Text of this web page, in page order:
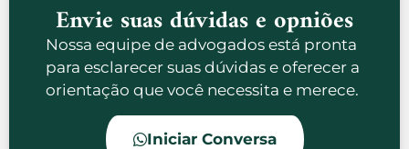
Envie suas dúvidas e opniões
Nossa equipe de advogados está pronta
para esclarecer suas dúvidas e oferecer a
orientação que você necessita e merece.
Iniciar Conversa